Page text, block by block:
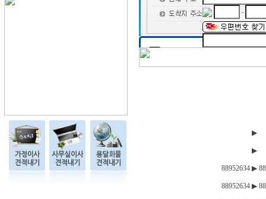
-
▶
▶
88952634 ▶
88952634 ▶